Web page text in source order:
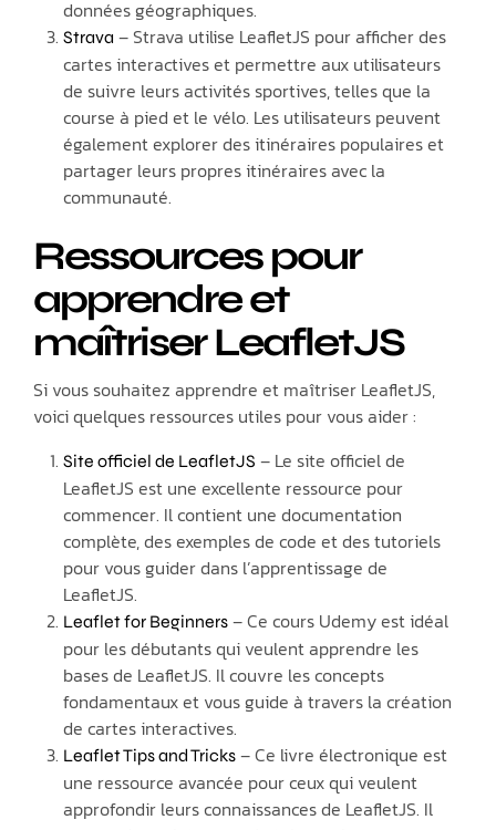
données géographiques.
Strava – Strava utilise LeafletJS pour afficher des
cartes interactives et permettre aux utilisateurs
de suivre leurs activités sportives, telles que la
course à pied et le vélo. Les utilisateurs peuvent
également explorer des itinéraires populaires et
partager leurs propres itinéraires avec la
communauté.
Ressources pour
apprendre et
maîtriser LeafletJS
Si vous souhaitez apprendre et maîtriser LeafletJS,
voici quelques ressources utiles pour vous aider :
Site officiel de LeafletJS – Le site officiel de
LeafletJS est une excellente ressource pour
commencer. Il contient une documentation
complète, des exemples de code et des tutoriels
pour vous guider dans l’apprentissage de
LeafletJS.
Leaflet for Beginners – Ce cours Udemy est idéal
pour les débutants qui veulent apprendre les
bases de LeafletJS. Il couvre les concepts
fondamentaux et vous guide à travers la création
de cartes interactives.
Leaflet Tips and Tricks – Ce livre électronique est
une ressource avancée pour ceux qui veulent
approfondir leurs connaissances de LeafletJS. Il